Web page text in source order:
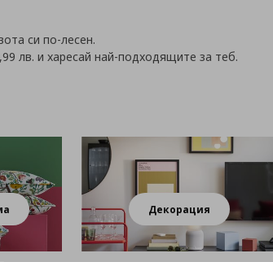
си по-лесен.
лв. и харесай най-подходящите за теб.
Декорация